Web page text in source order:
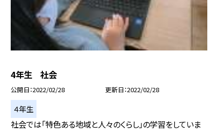
4年生 社会
公開日 2022/02/28 更新日 2022/02/28
４年生
社会では「特色ある地域と人々のくらし」の学習をしていま